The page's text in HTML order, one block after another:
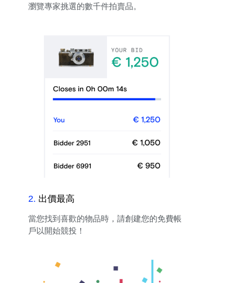
瀏覽專家挑選的數千件拍賣品。
2. 出價最高
當您找到喜歡的物品時，請創建您的免費帳
戶以開始競投！